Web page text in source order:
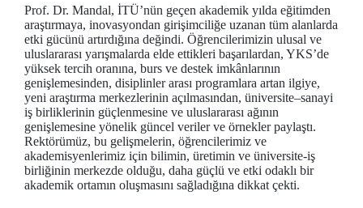
Prof. Dr. Mandal, İTÜ’nün geçen akademik yılda eğitimden
araştırmaya, inovasyondan girişimciliğe uzanan tüm alanlarda
etki gücünü artırdığına değindi. Öğrencilerimizin ulusal ve
uluslararası yarışmalarda elde ettikleri başarılardan, YKS’de
yüksek tercih oranına, burs ve destek imkânlarının
genişlemesinden, disiplinler arası programlara artan ilgiye,
yeni araştırma merkezlerinin açılmasından, üniversite–sanayi
iş birliklerinin güçlenmesine ve uluslararası ağının
genişlemesine yönelik güncel veriler ve örnekler paylaştı.
Rektörümüz, bu gelişmelerin, öğrencilerimiz ve
akademisyenlerimiz için bilimin, üretimin ve üniversite-iş
birliğinin merkezde olduğu, daha güçlü ve etki odaklı bir
akademik ortamın oluşmasını sağladığına dikkat çekti.